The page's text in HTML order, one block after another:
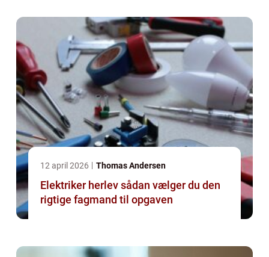
12 april 2026 Thomas Andersen
Elektriker herlev sådan vælger du den
rigtige fagmand til opgaven